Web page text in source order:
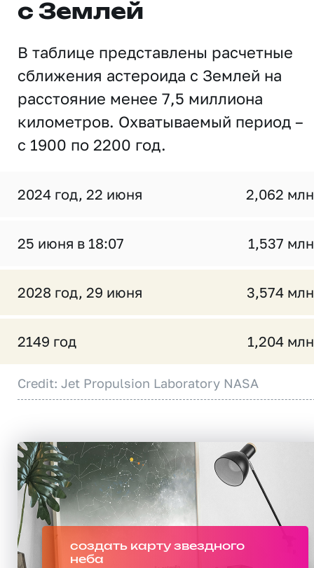
с Землей
В таблице представлены расчетные
сближения астероида с Землей на
расстояние менее 7,5 миллиона
километров. Охватываемый период –
с 1900 по 2200 год.
2024 год, 22 июня 2,062
25 июня в 18:07 1,537
2028 год, 29 июня 3,574
2149 год 1,204
Credit: Jet Propulsion Laboratory NASA
создать карту звездного
неба